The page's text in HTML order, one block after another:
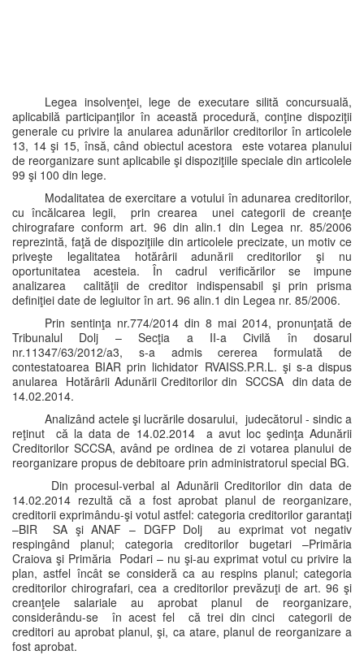
Legea insolvenţei, lege de executare silită concursuală,
aplicabilă participanţilor în această procedură, conţine dispoziţii
generale cu privire la anularea adunărilor creditorilor în articolele
13, 14 şi 15, însă, când obiectul acestora este votarea planului
de reorganizare sunt aplicabile şi dispoziţiile speciale din articolele
99 şi 100 din lege.
Modalitatea de exercitare a votului în adunarea creditorilor,
cu încălcarea legii, prin crearea unei categorii de creanţe
chirografare conform art. 96 din alin.1 din Legea nr. 85/2006
reprezintă, faţă de dispoziţiile din articolele precizate, un motiv ce
priveşte legalitatea hotărârii adunării creditorilor şi nu
oportunitatea acesteia. În cadrul verificărilor se impune
analizarea calităţii de creditor indispensabil şi prin prisma
definiţiei date de legiuitor în art. 96 alin.1 din Legea nr. 85/2006.
Prin sentinţa nr.774/2014 din 8 mai 2014, pronunţată de
Tribunalul Dolj – Secţia a II-a Civilă în dosarul
nr.11347/63/2012/a3, s-a admis cererea formulată de
contestatoarea BIAR prin lichidator RVAISS.P.R.L. şi s-a dispus
anularea Hotărârii Adunării Creditorilor din SCCSA din data de
14.02.2014.
Analizând actele şi lucrările dosarului, judecătorul - sindic a
reţinut că la data de 14.02.2014 a avut loc şedinţa Adunării
Creditorilor SCCSA, având pe ordinea de zi votarea planului de
reorganizare propus de debitoare prin administratorul special BG.
Din procesul-verbal al Adunării Creditorilor din data de
14.02.2014 rezultă că a fost aprobat planul de reorganizare,
creditorii exprimându-şi votul astfel: categoria creditorilor garantaţi
–BIR SA şi ANAF – DGFP Dolj au exprimat vot negativ
respingând planul; categoria creditorilor bugetari –Primăria
Craiova şi Primăria Podari – nu şi-au exprimat votul cu privire la
plan, astfel încât se consideră ca au respins planul; categoria
creditorilor chirografari, cea a creditorilor prevăzuţi de art. 96 şi
creanţele salariale au aprobat planul de reorganizare,
considerându-se în acest fel că trei din cinci categorii de
creditori au aprobat planul, şi, ca atare, planul de reorganizare a
fost aprobat.